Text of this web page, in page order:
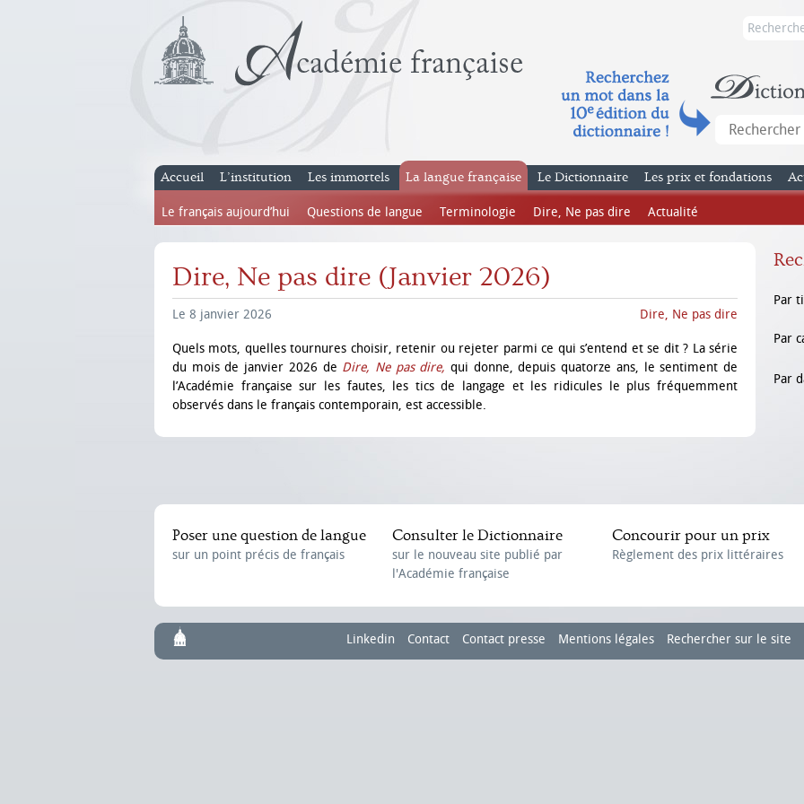
Accueil L’institution Les immortels La langue française
Le français aujourd’hui Questions de langue Terminologie Dire, Ne pas dire Actualité
Le Dictionnaire Les prix et fondations
Dire, Ne pas dire (Janvier 2026)
Le 8 janvier 2026 Dire, Ne pas dire
Quels mots, quelles tournures choisir, retenir ou rejeter parmi ce qui s’entend et se dit ? La série
du mois de janvier 2026 de Dire, Ne pas dire, qui donne, depuis quatorze ans, le sentiment de
l’Académie française sur les fautes, les tics de langage et les ridicules le plus fréquemment
observés dans le français contemporain, est accessible.
Par
Par
Par
Poser une question de langue
sur un point précis de français
Consulter le Dictionnaire
sur le nouveau site publié par
l'Académie française
Concourir pour un prix
Règlement des prix littéraires
Linkedin Contact Contact presse Mentions légales Rechercher sur le site